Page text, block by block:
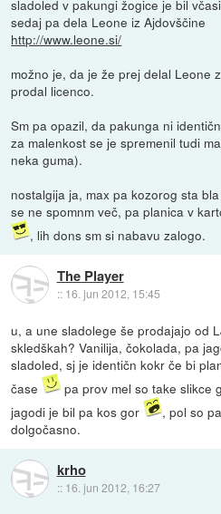
sladoled v pakungi žogice je bil
sedaj pa dela Leone iz Ajdovščine
http://www.leone.si/
možno je, da je že prej delal Leone
prodal licenco.
Sm pa opazil, da pakunga ni
za malenkost se je spremenil tudi
neka guma).
nostalgija ja, max pa kozorog sta
se ne spomnm več, pa planica v
, lih dons sm si nabavu zalogo.
The Player
:: 16. jun 2012, 15:45
u, a une sladolege še prodajajo od
skledškah? Vanilija, čokolada, pa
sladoled, sj je identičn kokr če bi
čase
pa prov mel so take slikce
jagodi je bil pa kos gor
, pol so
dolgočasno.
krho
:: 16. jun 2012, 16:27